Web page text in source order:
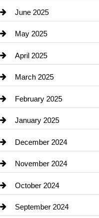
Catering
Cemetery
Chemical Exporter
Child Care Agency
Chimney Services
Chiropractor
Cleaning Service
Closet Services
Clothing
clothing store
June 2025
May 2025
April 2025
March 2025
February 2025
January 2025
December 2024
November 2024
October 2024
September 2024